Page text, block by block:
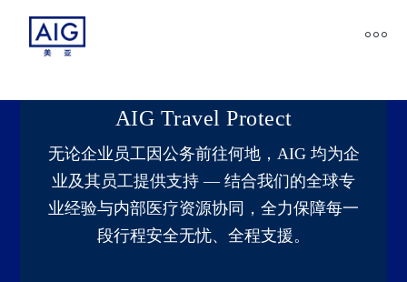
AIG Travel Protect
无论企业员工因公务前往何地，AIG 均为企
业及其员工提供支持 — 结合我们的全球专
业经验与内部医疗资源协同，全力保障每一
段行程安全无忧、全程支援。